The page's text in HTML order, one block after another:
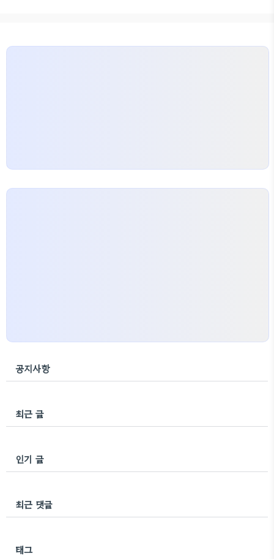
어있지 blogpack.tistory.com C가로x세로 형식
공지사항
최근 글
인기 글
최근 댓글
태그